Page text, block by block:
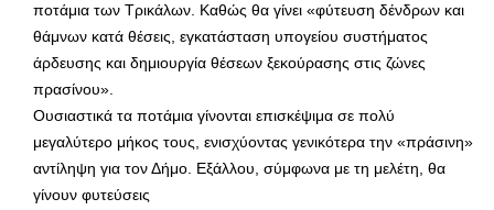
ποτάμια των Τρικάλων. Καθώς θα γίνει «φύτευση δένδρων και
θάμνων κατά θέσεις, εγκατάσταση υπογείου συστήματος
άρδευσης και δημιουργία θέσεων ξεκούρασης στις ζώνες
πρασίνου».
Ουσιαστικά τα ποτάμια γίνονται επισκέψιμα σε πολύ
μεγαλύτερο μήκος τους, ενισχύοντας γενικότερα την «πράσινη»
αντίληψη για τον Δήμο. Εξάλλου, σύμφωνα με τη μελέτη, θα
γίνουν φυτεύσεις